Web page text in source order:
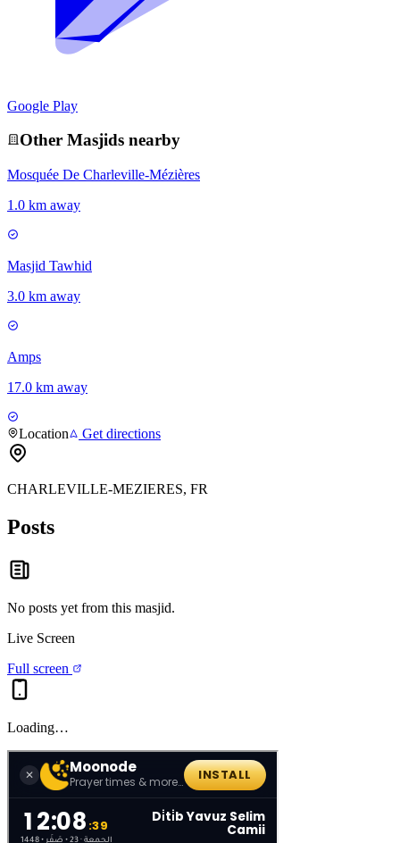
Google Play
Other Masjids nearby
Mosquée De Charleville-Mézières
1.0 km away
Masjid Tawhid
3.0 km away
Amps
17.0 km away
Location Get directions
CHARLEVILLE-MEZIERES, FR
Posts
No posts yet from this masjid.
Live Screen
Full screen
Loading…